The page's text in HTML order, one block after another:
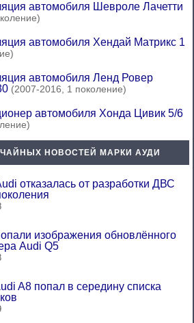
автомобиля Шевроле Лачетти
автомобиля Хендай Матрикс 1
автомобиля Ленд Ровер
(2007-2016, 1 поколение)
автомобиля Хонда Цивик 5/6
НОВОСТЕЙ МАРКИ АУДИ
отказалась от разработки ДВС
изображения обновлённого
Audi Q5
A8 попал в середину списка